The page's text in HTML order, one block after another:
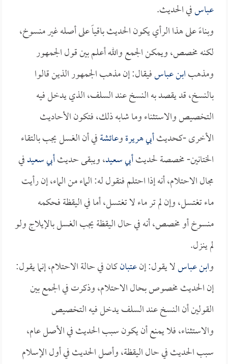
عباسفي الحديث.
وبناءً على هذا الرأي يكون الحديث باقياً على أصله غير منسوخ،
لكنه مخصص، ويمكن الجمع والله أعلم بين قول الجمهور
ومذهبابن عباسفيقال: إن مذهب الجمهور الذين قالوا
بالنسخ، قد يقصد به النسخ عند السلف، الذي يدخل فيه
التخصيص والاستثناء وما شابه ذلك، فتكون الأحاديث
الأخرى -كحديثأبي هريرةوعائشةفي أن الغسل يجب بالتقاء
الختانين- مخصصة لحديثأبي سعيد، ويبقى حديثأبي سعيدفي
مجال الاحتلام، أنه إذا احتلم فنقول له: الماء من الماء، إن رأيت
ماء تغتسل، وإن لم تر ماء لا تغتسل، أما في اليقظة فحكمه
منسوخ أو مخصص، أنه في حال اليقظة يجب الغسل بالإيلاج ولو
لم ينزل.
وابن عباسلا يقول: إنعتبانكان في حالة الاحتلام، إنما يقول:
إن الحديث مخصوص بحال الاحتلام، وذكرت في الجمع بين
القولين أن النسخ عند السلف يدخل فيه التخصيص
والاستثناء، فلا يمنع أن يكون سبب الحديث في الأصل عام،
سبب الحديث في حال اليقظة، وأصل الحديث في أول الإسلام